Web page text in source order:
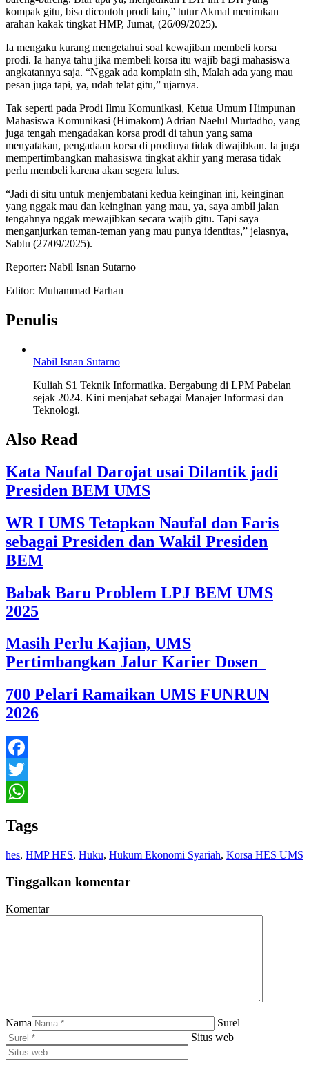
kompak gitu, bisa dicontoh prodi lain,” tutur Akmal menirukan
arahan kakak tingkat HMP, Jumat, (26/09/2025).
Ia mengaku kurang mengetahui soal kewajiban membeli korsa
prodi. Ia hanya tahu jika membeli korsa itu wajib bagi mahasiswa
angkatannya saja. “Nggak ada komplain sih, Malah ada yang mau
pesan juga tapi, ya, udah telat gitu,” ujarnya.
Tak seperti pada Prodi Ilmu Komunikasi, Ketua Umum Himpunan
Mahasiswa Komunikasi (Himakom) Adrian Naelul Murtadho, yang
juga tengah mengadakan korsa prodi di tahun yang sama
menyatakan, pengadaan korsa di prodinya tidak diwajibkan. Ia juga
mempertimbangkan mahasiswa tingkat akhir yang merasa tidak
perlu membeli karena akan segera lulus.
“Jadi di situ untuk menjembatani kedua keinginan ini, keinginan
yang nggak mau dan keinginan yang mau, ya, saya ambil jalan
tengahnya nggak mewajibkan secara wajib gitu. Tapi saya
menganjurkan teman-teman yang mau punya identitas,” jelasnya,
Sabtu (27/09/2025).
Reporter: Nabil Isnan Sutarno
Editor: Muhammad Farhan
Penulis
Nabil Isnan Sutarno
Kuliah S1 Teknik Informatika. Bergabung di LPM Pabelan
sejak 2024. Kini menjabat sebagai Manajer Informasi dan
Teknologi.
Also Read
Kata Naufal Darojat usai Dilantik jadi
Presiden BEM UMS
WR I UMS Tetapkan Naufal dan Faris
sebagai Presiden dan Wakil Presiden
BEM
Babak Baru Problem LPJ BEM UMS
2025
Masih Perlu Kajian, UMS
Pertimbangkan Jalur Karier Dosen
700 Pelari Ramaikan UMS FUNRUN
2026
Facebook
Twitter
Tags
hes, HMP HES, Huku, Hukum Ekonomi Syariah, Korsa HES UMS
Tinggalkan komentar
Komentar
Nama
Surel
Situs web